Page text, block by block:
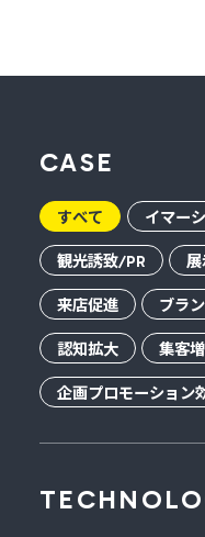
CASE
すべて イマー
観光誘致/PR
来店促進 ブラ
認知拡大 集客
企画プロモーション